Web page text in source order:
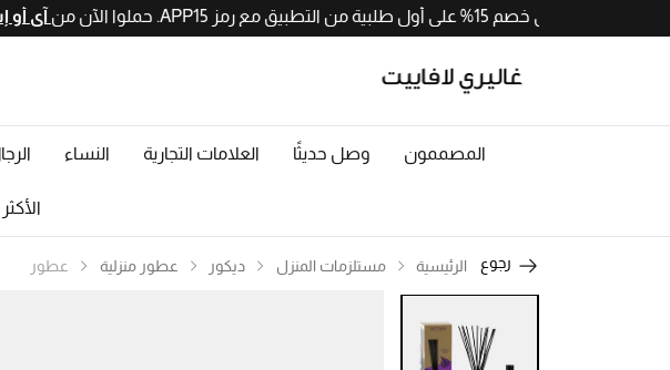
احصلوا على خصم 15% على أول طلبية من التطبيق مع رمز APP15. حملوا الآن من
المصممون وصل حديثًا العلامات التجارية النساء
رجوع الرئيسية مستلزمات المنزل ديكور عطور منزلية عطور